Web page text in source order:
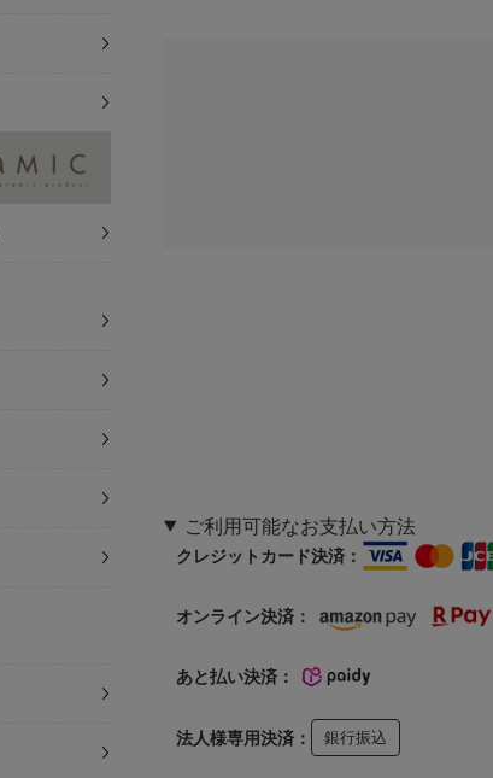
ご利用可能なお支払い方法
クレジットカード決済：
オンライン決済：
あと払い決済：
法人様専用決済： 銀行振込